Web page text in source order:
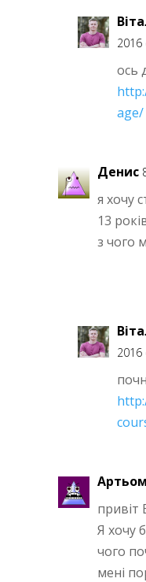
2016
ось
age/
Денис
я хочу
13
з чого
2016
Артьом
привіт
Я хочу
чого
мені